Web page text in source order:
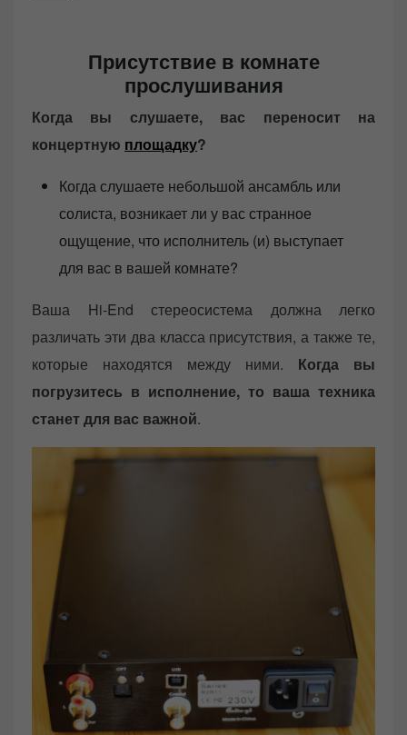
Присутствие в комнате
прослушивания
Когда вы слушаете, вас переносит на
концертную площадку?
Когда слушаете небольшой ансамбль или
солиста, возникает ли у вас странное
ощущение, что исполнитель (и) выступает
для вас в вашей комнате?
Ваша Hi-End стереосистема должна легко
различать эти два класса присутствия, а также те,
которые находятся между ними. Когда вы
погрузитесь в исполнение, то ваша техника
станет для вас важной.